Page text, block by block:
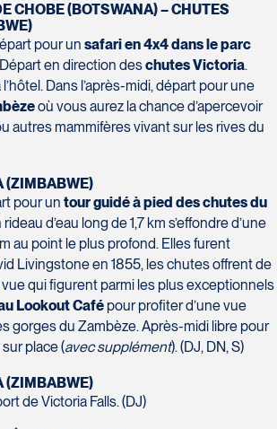
CHOBE (BOTSWANA) – CHUTES
pour un safari en 4x4 dans le parc
en direction deschutes Victoria.
Dans l’après-midi, départ pour une
où vous aurez la chance d’apercevoir
autres mammifères vivant sur les rives du
(ZIMBABWE)
pour un tour guidé à pied des chutes du
rideau d’eau long de 1,7 km s’effondre d’une
au point le plus profond. Elles furent
Livingstone en 1855, les chutes offrent de
qui figurent parmi les plus exceptionnels
Lookout Café pour profiter d’une vue
gorges du Zambèze. Après-midi libre pour
place (avec supplément). (DJ, DN, S)
(ZIMBABWE)
de Victoria Falls. (DJ)
- Suite 104
1-888-461-6654
Lapointe
Langlois
- Édifice
1-800-640-1882
local 340